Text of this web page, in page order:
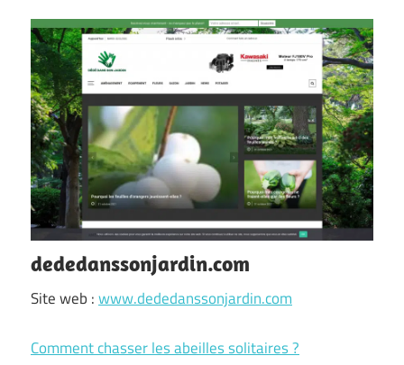
dededanssonjardin.com
Site web :www.dededanssonjardin.com
Comment chasser les abeilles solitaires ?